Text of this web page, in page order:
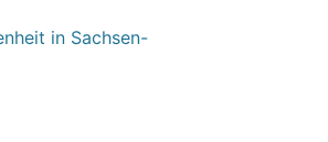
in Sachsen-